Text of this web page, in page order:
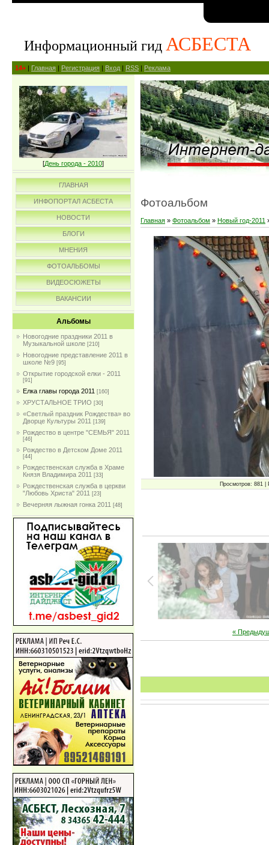
Информационный гид АСБЕСТА
14+ | Главная | Регистрация | Вход | RSS | Реклама
[День города - 2010]
ГЛАВНАЯ
ИНФОПОРТАЛ АСБЕСТА
НОВОСТИ
БЛОГИ
МНЕНИЯ
ФОТОАЛЬБОМЫ
ВИДЕОСЮЖЕТЫ
ВАКАНСИИ
Альбомы
Новогодние праздники 2011 в
Музыкальной школе [210]
Новогодние представление 2011 в
школе №9 [95]
Открытие городской елки - 2011
[91]
Елка главы города 2011 [160]
ХРУСТАЛЬНОЕ ТРИО [30]
«Светлый праздник Рождества» во
Дворце Культуры 2011 [139]
Рождество в центре "СЕМЬЯ" 2011
[46]
Рождество в Детском Доме 2011
[44]
Рождественская служба в Храме
Князя Владимира 2011 [33]
Рождественская служба в церкви
"Любовь Христа" 2011 [23]
Вечерняя лыжная гонка 2011 [48]
Фотоальбом
Главная » Фотоальбом » Новый год-2011
Просмотров: 881 |
«